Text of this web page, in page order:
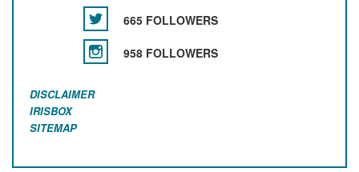
665 FOLLOWERS
958 FOLLOWERS
DISCLAIMER
IRISBOX
SITEMAP